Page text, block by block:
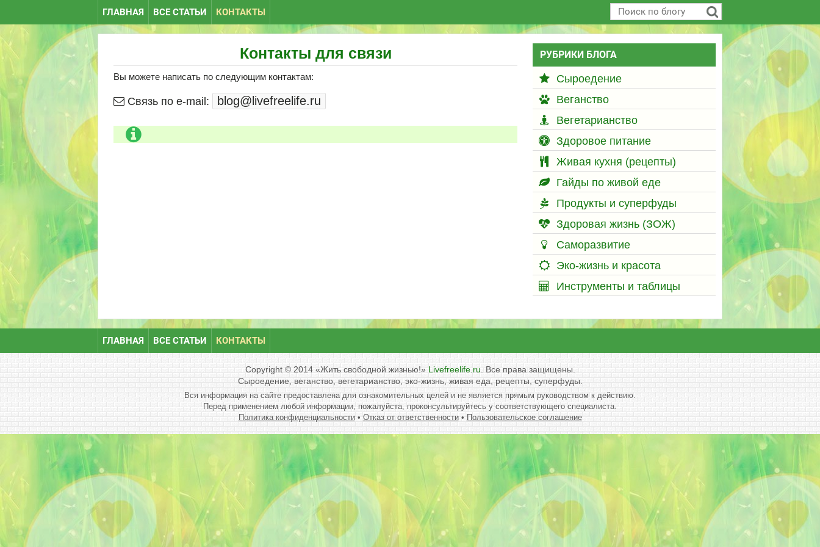
ГЛАВНАЯ ВСЕ СТАТЬИ КОНТАКТЫ
Контакты для связи
Вы можете написать по следующим контактам:
Связь по e-mail:
РУБРИКИ БЛОГА
Сыроедение
Веганство
Вегетарианство
Здоровое питание
Живая кухня (рецепты)
Гайды по живой еде
Продукты и суперфуды
Здоровая жизнь (ЗОЖ)
Саморазвитие
Эко-жизнь и красота
Инструменты и таблицы
ГЛАВНАЯ ВСЕ СТАТЬИ КОНТАКТЫ
Copyright © 2014«Жить свободной жизнью!» Livefreelife.ru . Все права защищены.
Сыроедение, веганство, вегетарианство, эко-жизнь, живая еда, рецепты, суперфуды.
Вся информация на сайте предоставлена для ознакомительных целей и не является прямым руководством к действию.
Перед применением любой информации, пожалуйста, проконсультируйтесь у соответствующего специалиста.
Политика конфиденциальности• Отказ от ответственности• Пользовательское соглашение